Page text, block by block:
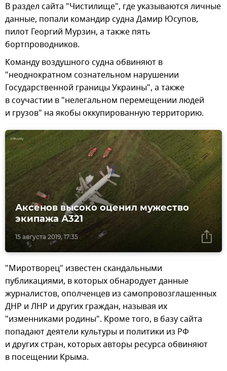
В раздел сайта "Чистилище", где указываются личные
данные, попали командир судна Дамир Юсупов,
пилот Георгий Мурзин, а также пять
бортпроводников.
Команду воздушного судна обвиняют в
"неоднократном сознательном нарушении
Государственной границы Украины", а также
в соучастии в "нелегальном перемещении людей
и грузов" на якобы оккупированную территорию.
15 августа 2019, 17:35
Аксенов высоко оценил мужество
экипажа А321
"Миротворец" известен скандальными
публикациями, в которых обнародует данные
журналистов, ополченцев из самопровозглашенных
ДНР и ЛНР и других граждан, называя их
"изменниками родины". Кроме того, в базу сайта
попадают деятели культуры и политики из РФ
и других стран, которых авторы ресурса обвиняют
в посещении Крыма.